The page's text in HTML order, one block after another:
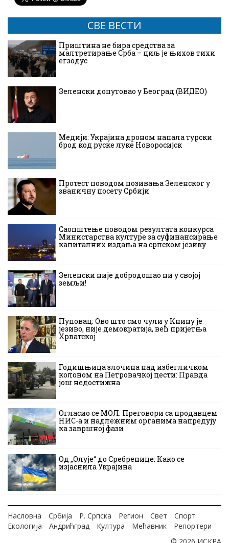
СВЕ ВЕСТИ
Приштина не бира средства за
малтретирање Срба – циљ је њихов тихи
егзодус
Зеленски допутовао у Београд (ВИДЕО)
Медији: Украјина дроном напала турски
брод код руске луке Новоросијск
Протест поводом позивања Зеленског у
званичну посету Србији
Саопштење поводом резултата конкурса
Министарства културе за суфинансирање
капиталних издања на српском језику
Зеленски није добродошао ни у својој
земљи!
Пуповац: Ово што смо чули у Книну је
језиво, није демократија, већ пријетња
Хрватској
Годишњица злочина над избегличком
колоном на Петровачкој цести: Правда
још недостижна
Огласио се МОЛ: Преговори са продавцем
НИС-а и надлежним органима напредују
ка завршној фази
Од „Олује“ до Сребренице: Како се
изјаснила Украјина
Насловна Србија Р. Српска Регион Свет
Спорт
Екологија
Андрићград Култура Мећавник
Репортери